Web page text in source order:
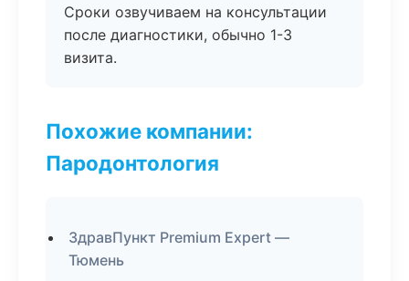
Сроки озвучиваем на консультации
после диагностики, обычно 1-3
визита.
Похожие компании:
Пародонтология
ЗдравПункт Premium Expert —
Тюмень